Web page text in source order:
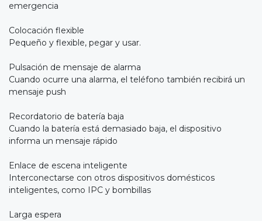
emergencia
Colocación flexible
Pequeño y flexible, pegar y usar.
Pulsación de mensaje de alarma
Cuando ocurre una alarma, el teléfono también recibirá un
mensaje push
Recordatorio de batería baja
Cuando la batería está demasiado baja, el dispositivo
informa un mensaje rápido
Enlace de escena inteligente
Interconectarse con otros dispositivos domésticos
inteligentes, como IPC y bombillas
Larga espera